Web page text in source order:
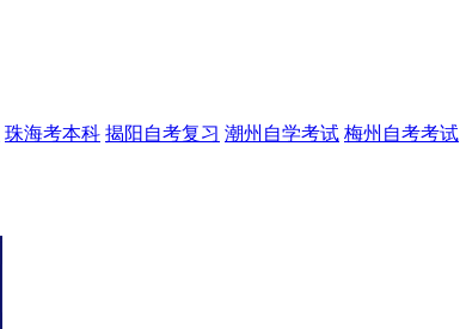
珠海考本科 揭阳自考复习 潮州自学考试 梅州自考考试